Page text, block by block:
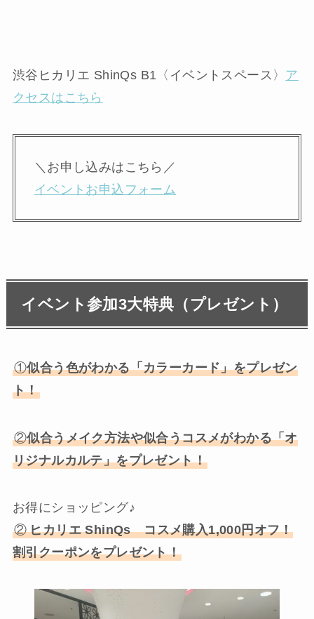
渋谷ヒカリエ ShinQs B1〈イベントスペース〉 ア
クセスはこちら
＼お申し込みはこちら／
イベントお申込フォーム
イベント参加3大特典（プレゼント）
①似合う色がわかる「カラーカード」をプレゼン
ト！
②似合うメイク方法や似合うコスメがわかる「オ
リジナルカルテ」をプレゼント！
お得にショッピング♪
② ヒカリエ ShinQs コスメ購入1,000円オフ！
割引クーポンをプレゼント！